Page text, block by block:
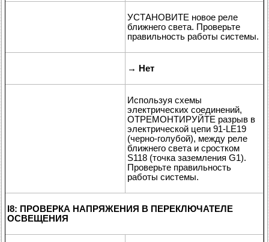
УСТАНОВИТЕ новое реле
ближнего света. Проверьте
правильность работы системы.
→ Нет
Используя схемы
электрических соединений,
ОТРЕМОНТИРУЙТЕ разрыв в
электрической цепи 91-LE19
(черно-голубой), между реле
ближнего света и сростком
S118 (точка заземления G1).
Проверьте правильность
работы системы.
I8: ПРОВЕРКА НАПРЯЖЕНИЯ В ПЕРЕКЛЮЧАТЕЛЕ
ОСВЕЩЕНИЯ